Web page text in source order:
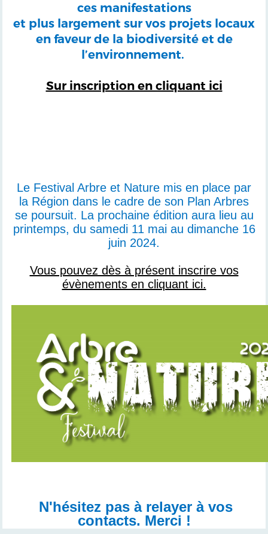
ces manifestations
et plus largement sur vos projets locaux
en faveur de la biodiversité et de
l’environnement.
Sur inscription en cliquant ici
Le Festival Arbre et Nature mis en place par
la Région dans le cadre de son Plan Arbres
se poursuit. La prochaine édition aura lieu au
printemps, du samedi 11 mai au dimanche 16
juin 2024.
Vous pouvez dès à présent inscrire vos
évènements en cliquant ici.
N'hésitez pas à relayer à vos
contacts. Merci !